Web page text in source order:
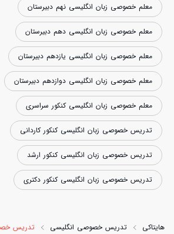
معلم خصوصی زبان انگلیسی نهم دبیرستان
معلم خصوصی زبان انگلیسی دهم دبیرستان
معلم خصوصی زبان انگلیسی یازدهم دبیرستان
معلم خصوصی زبان انگلیسی دوازدهم دبیرستان
معلم خصوصی زبان انگلیسی کنکور سراسری
تدریس خصوصی زبان انگلیسی کنکور کاردانی
تدریس خصوصی زبان انگلیسی کنکور ارشد
تدریس خصوصی زبان انگلیسی کنکور دکتری
هایتاکی تدریس خصوصی انگلیسی تدریس